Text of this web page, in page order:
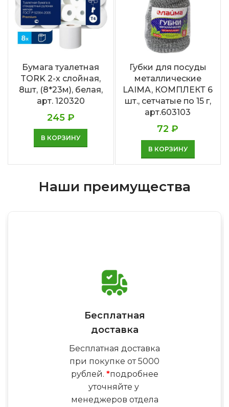
Бумага туалетная
TORK 2-х слойная,
8шт, (8*23м), белая,
арт. 120320
245 ₽
В КОРЗИНУ
Губки для посуды
металлические
LAIMA, КОМПЛЕКТ 6
шт., сетчатые по 15 г,
арт.603103
72₽
В КОРЗИНУ
Наши преимущества
Бесплатная
доставка
Бесплатная доставка
при покупке от 5000
рублей. *подробнее
уточняйте у
менеджеров отдела